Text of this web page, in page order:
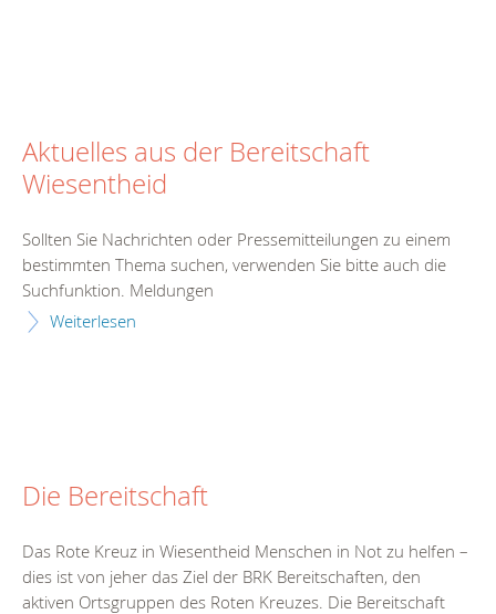
Aktuelles aus der Bereitschaft
Wiesentheid
Sollten Sie Nachrichten oder Pressemitteilungen zu einem
bestimmten Thema suchen, verwenden Sie bitte auch die
Suchfunktion. Meldungen
Weiterlesen
Die Bereitschaft
Das Rote Kreuz in Wiesentheid Menschen in Not zu helfen –
dies ist von jeher das Ziel der BRK Bereitschaften, den
aktiven Ortsgruppen des Roten Kreuzes. Die Bereitschaft